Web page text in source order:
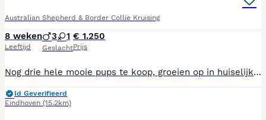
Australian Shepherd & Border Collie Kruising
8 weken
Leeftijd
3 1
Geslacht
€ 1.250
Prijs
Nog drie hele mooie pups te koop, groeien op in huiselijke kring, vader en moeder beide aanwezig. Groeien ook op met andere honden en katten, mogen in aug het nest verlaten, bent u dan nog op vakantie dan mogen ze best wat langer blijven, wilt u een pup reserveren vragen we wel een aanbetaling. Pups zijn bij vertrek gevaccineerd ontwormd en hebben een paspoort en gechipt. Zoekt u nog een lieve betrouwbare hond kom dan zeker eens kijken, vader en moeder zijn beide heel lief en aanhankelijk
Id Geverifieerd
Eindhoven (15.2km)